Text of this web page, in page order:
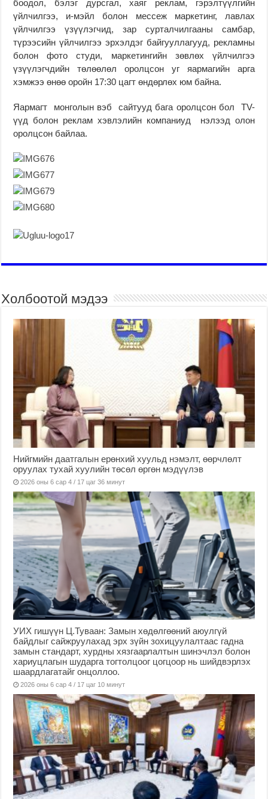
боодол, бэлэг дурсгал, хаяг реклам, гэрэлтүүлгийн
үйлчилгээ, и-мэйл болон мессеж маркетинг, лавлах
үйлчилгээ үзүүлэгчид, зар сурталчилгааны самбар,
түрээсийн үйлчилгээ эрхэлдэг байгууллагууд, рекламны
болон фото студи, маркетингийн зөвлөх үйлчилгээ
үзүүлэгчдийн төлөөлөл оролцсон уг яармагийн арга
хэмжээ өнөө оройн 17:30 цагт өндөрлөх юм байна.
Яармагт монголын вэб сайтууд бага оролцсон бол TV-
үүд болон реклам хэвлэлийн компаниуд нэлээд олон
оролцсон байлаа.
Холбоотой мэдээ
Нийгмийн даатгалын ерөнхий хуульд нэмэлт, өөрчлөлт
оруулах тухай хуулийн төсөл өргөн мэдүүлэв
2026 оны 6 сар 4 / 17 цаг 36 минут
УИХ гишүүн Ц.Туваан: Замын хөдөлгөөний аюулгүй
байдлыг сайжруулахад эрх зүйн зохицуулалтаас гадна
замын стандарт, хурдны хязгаарлалтын шинэчлэл болон
хариуцлагын шударга тогтолцоог цогцоор нь шийдвэрлэх
шаардлагатайг онцоллоо.
2026 оны 6 сар 4 / 17 цаг 10 минут